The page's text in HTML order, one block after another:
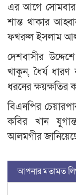
এর আগে সোমবার
শান্ত থাকার
ফখরুল ইসলাম
দেশবাসীর
খাকুন, ধৈর্য
ধরনের ক্ষয়ক্ষতির
বিএনপির
কবির খান
আলমগীর
আপনার মতামত